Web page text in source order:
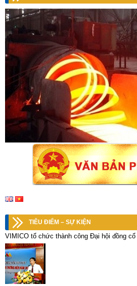
TIÊU ĐIỂM – SỰ KIỆN
VIMICO tổ chức thành công Đại hội đồng